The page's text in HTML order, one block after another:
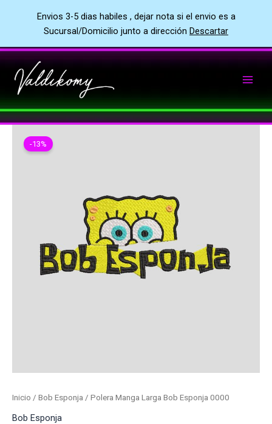
Envios 3-5 dias habiles , dejar nota si el envio es a
Sucursal/Domicilio junto a dirección Descartar
al
contenido
-13%
Inicio / Bob Esponja / Polera Manga Larga Bob Esponja 0000
Bob Esponja